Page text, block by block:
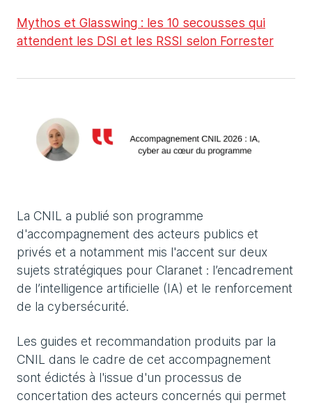
Mythos et Glasswing : les 10 secousses qui
attendent les DSI et les RSSI selon Forrester
La CNIL a publié son programme
d'accompagnement des acteurs publics et
privés et a notamment mis l'accent sur deux
sujets stratégiques pour Claranet : l’encadrement
de l’intelligence artificielle (IA) et le renforcement
de la cybersécurité.
Les guides et recommandation produits par la
CNIL dans le cadre de cet accompagnement
sont édictés à l'issue d'un processus de
concertation des acteurs concernés qui permet